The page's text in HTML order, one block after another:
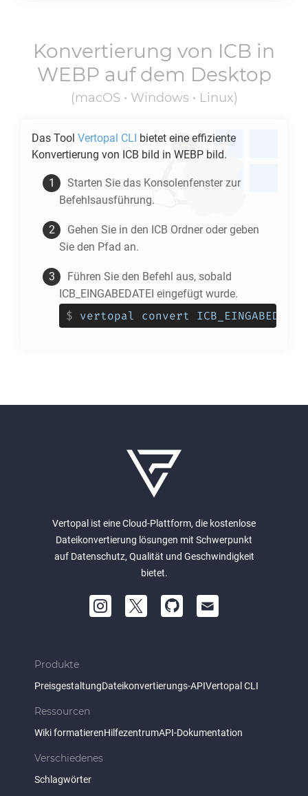
Konvertierung von ICB in
WEBP auf dem Desktop
(macOS • Windows • Linux)
Das Tool Vertopal CLI bietet eine effiziente
Konvertierung von ICB bild in WEBP bild.
Starten Sie das Konsolenfenster zur
Befehlsausführung.
Gehen Sie in den ICB Ordner oder geben
Sie den Pfad an.
Führen Sie den Befehl aus, sobald
ICB_EINGABEDATEI eingefügt wurde.
$ vertopal convert
Vertopal ist eine Cloud-Plattform, die kostenlose
Dateikonvertierung lösungen mit Schwerpunkt
auf Datenschutz, Qualität und Geschwindigkeit
bietet.
Produkte
PreisgestaltungDateikonvertierungs-APIVertopal CLI
Ressourcen
Wiki formatierenHilfezentrumAPI-Dokumentation
Verschiedenes
Schlagwörter